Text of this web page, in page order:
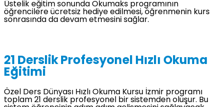
Üstelik eğitim sonunda Okumaks programının
öğrencilere ücretsiz hediye edilmesi, öğrenmenin kurs
sonrasında da devam etmesini sağlar.
21 Derslik Profesyonel Hızlı Okuma
Eğitimi
Özel Ders Dünyası Hızlı Okuma Kursu İzmir programı
toplam 21 derslik profesyonel bir sistemden oluşur. Bu